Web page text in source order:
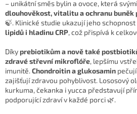
– unikátní směs bylin a ovoce, která
dlouhověkost, vitalitu a ochranu buněk
🍃. Klinické studie ukazují jeho schopnost
lipidů i hladinu CRP, což přispívá k
Díkyprebiotikům a nově také
zdravé střevní mikroflóře, lepšímu
imunitě. Chondroitin a glukosamin
zajišťují zdravou pohyblivost. Lososový
kurkuma, čekanka i yucca představují
podporující zdraví v každé porci 🌿.